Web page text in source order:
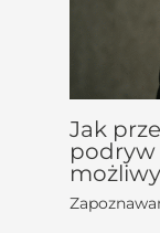
Jak
podryw
możliwy